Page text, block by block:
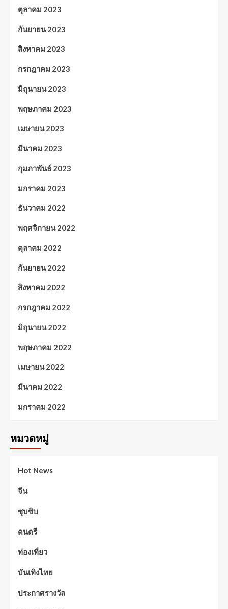
ตุลาคม 2023
กันยายน 2023
สิงหาคม 2023
กรกฎาคม 2023
มิถุนายน 2023
พฤษภาคม 2023
เมษายน 2023
มีนาคม 2023
กุมภาพันธ์ 2023
มกราคม 2023
ธันวาคม 2022
พฤศจิกายน 2022
ตุลาคม 2022
กันยายน 2022
สิงหาคม 2022
กรกฎาคม 2022
มิถุนายน 2022
พฤษภาคม 2022
เมษายน 2022
มีนาคม 2022
มกราคม 2022
หมวดหมู่
Hot News
จีน
ซุบซิบ
ดนตรี
ท่องเที่ยว
บันเทิงไทย
ประกาศรางวัล